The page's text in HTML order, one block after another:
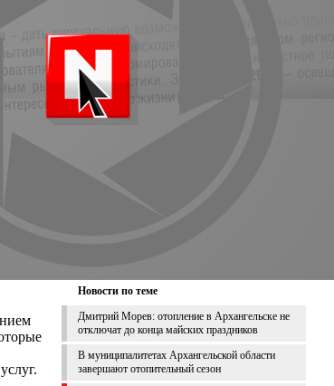
Новости по теме
Дмитрий Морев: отопление в Архангельске не
отключат до конца майских праздников
В муниципалитетах Архангельской области
завершают отопительный сезон